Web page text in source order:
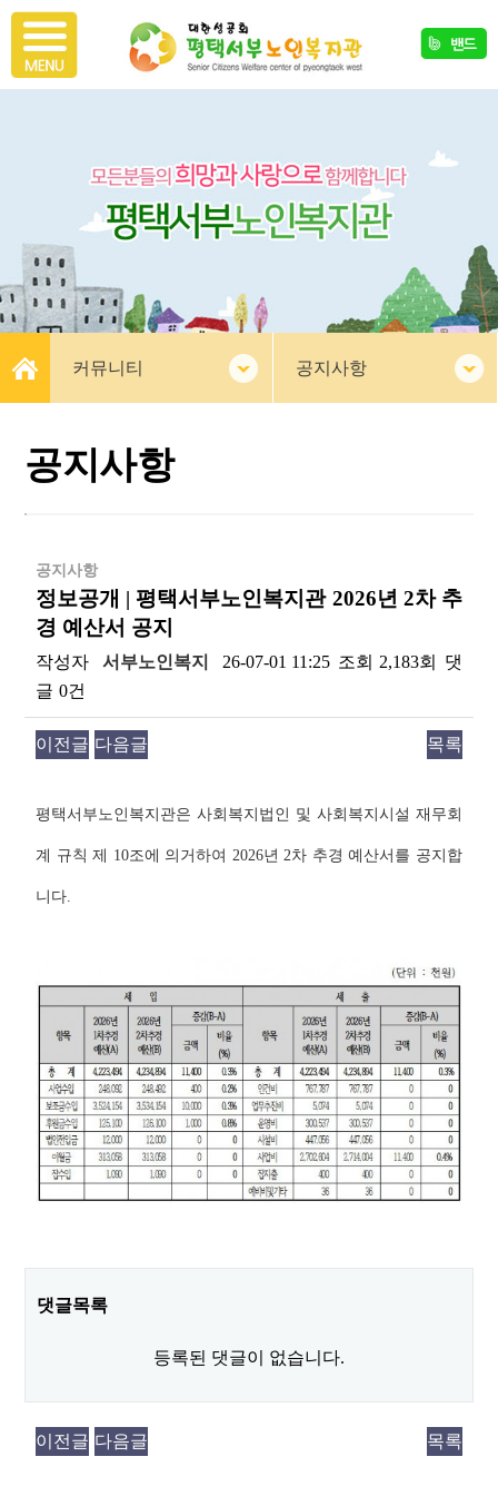
커뮤니티 공지사항
공지사항
공지사항
정보공개 | 평택서부노인복지관 2026년 2차 추
경 예산서 공지
작성자 서부노인복지 26-07-01 11:25 조회 2,183회
댓
글 0건
이전글 다음글 목록
평택서부노인복지관은 사회복지법인 및 사회복지시설 재무회
계 규칙 제 10조에 의거하여 2026년 2차 추경 예산서를 공지합
니다.
댓글목록
등록된 댓글이 없습니다.
이전글 다음글 목록